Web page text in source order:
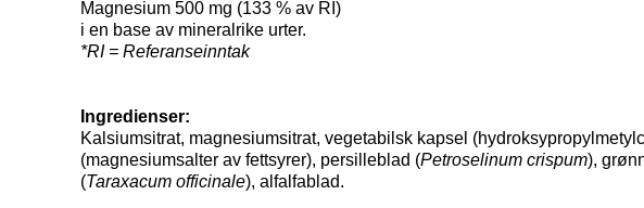
Magnesium 500 mg (133 % av RI)
i en base av mineralrike urter.
*RI = Referanseinntak
Ingredienser:
Kalsiumsitrat, magnesiumsitrat, vegetabilsk kapsel
(magnesiumsalter av fettsyrer), persilleblad (Petroselinum crispum),
(Taraxacum officinale), alfalfablad.